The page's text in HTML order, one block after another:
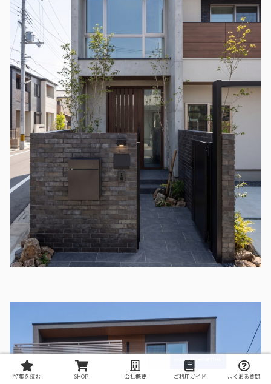
特集を読む SHOP 会社概要 ご利用ガイド よくある質問